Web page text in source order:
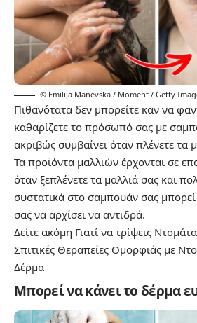
© Emilija Manevska / Moment / Getty
Πιθανότατα δεν μπορείτε καν να
καθαρίζετε το πρόσωπό σας με
ακριβώς συμβαίνει όταν πλένετε τα
Τα προϊόντα μαλλιών έρχονται σε
όταν ξεπλένετε τα μαλλιά σας και
συστατικά στο σαμπουάν σας
σας να αρχίσει να αντιδρά.
Δείτε ακόμη Γιατί να τρίψεις
Σπιτικές Θεραπείες Ομορφιάς με
Δέρμα
Μπορεί να κάνει το δέρμα